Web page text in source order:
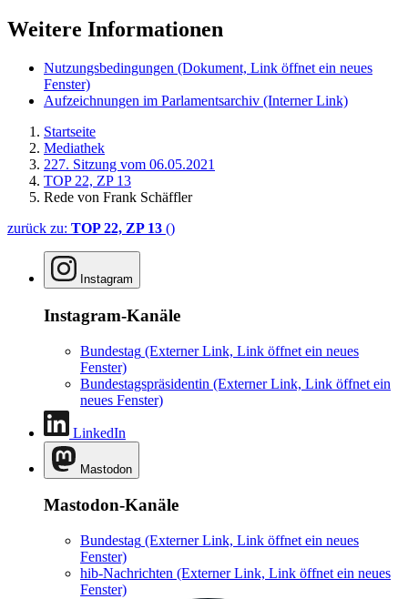
Weitere Informationen
Nutzungsbedingungen (Dokument, Link öffnet ein neues
Fenster)
Aufzeichnungen im Parlamentsarchiv (Interner Link)
Startseite
Mediathek
227. Sitzung vom 06.05.2021
TOP 22, ZP 13
Rede von Frank Schäffler
zurück zu: TOP 22, ZP 13 ()
Instagram
Instagram-Kanäle
Bundestag (Externer Link, Link öffnet ein neues
Fenster)
Bundestagspräsidentin (Externer Link, Link öffnet ein
neues Fenster)
LinkedIn
Mastodon
Mastodon-Kanäle
Bundestag (Externer Link, Link öffnet ein neues
Fenster)
hib-Nachrichten (Externer Link, Link öffnet ein neues
Fenster)